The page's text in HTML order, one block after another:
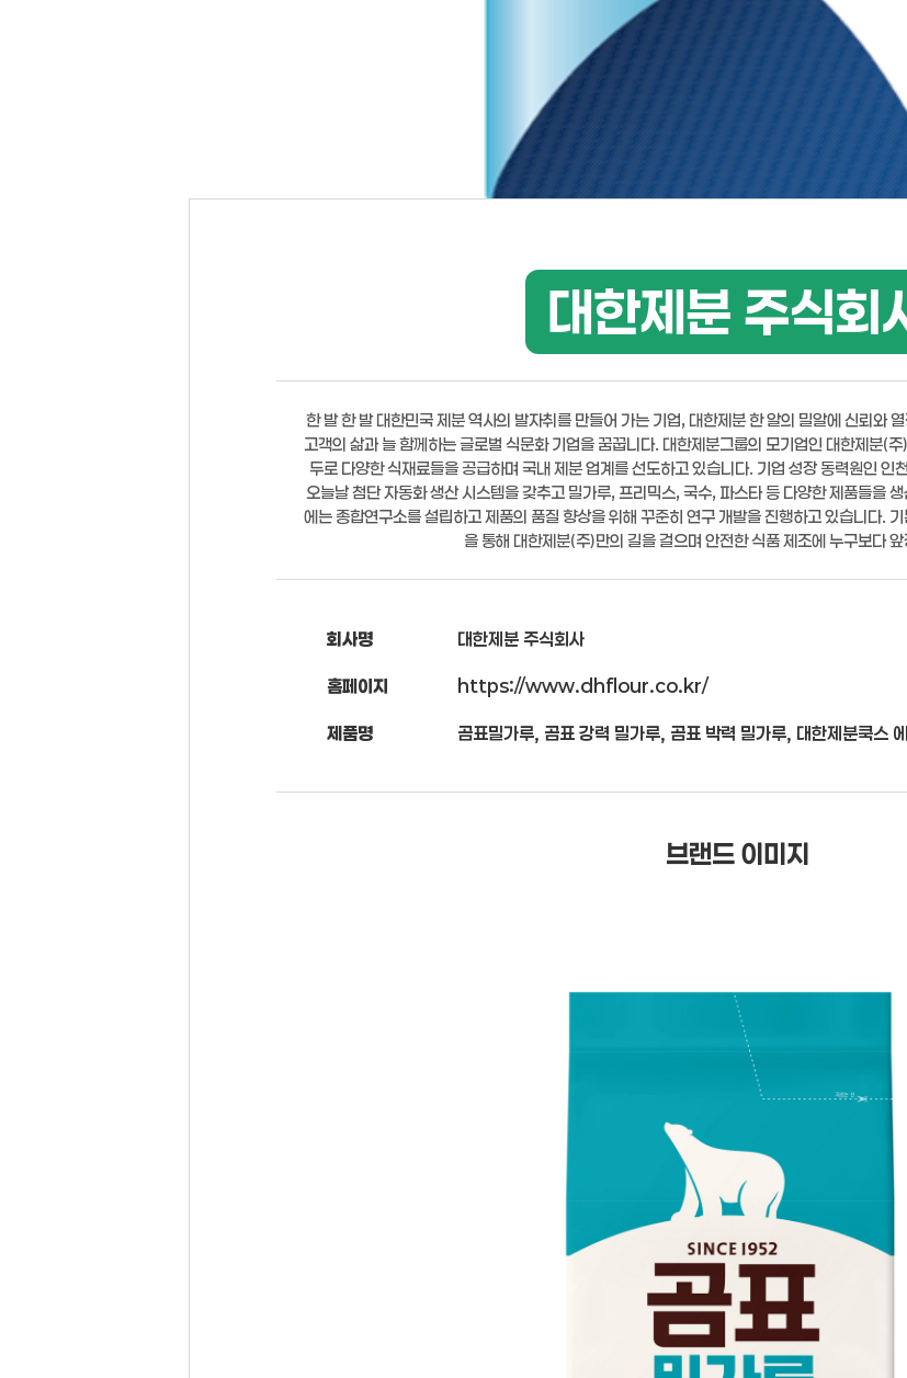
대한제분 주식회
한 발 한 발 대한민국 제분 역사의 발자취를 만들어 가는 기업, 대한제분 한 알의 밀알에 신뢰와
고객의 삶과 늘 함께하는 글로벌 식문화 기업을 꿈꿉니다. 대한제분그룹의 모기업인 대한제분(
두로 다양한 식재료들을 공급하며 국내 제분 업계를 선도하고 있습니다. 기업 성장 동력원인 인
오늘날 첨단 자동화 생산 시스템을 갖추고 밀가루, 프리믹스, 국수, 파스타 등 다양한 제품들을
에는 종합연구소를 설립하고 제품의 품질 향상을 위해 꾸준히 연구 개발을 진행하고 있습니다.
을 통해 대한제분(주)만의 길을 걸으며 안전한 식품 제조에 누구보다
회사명 대한제분 주식회사
홈페이지 https://www.dhflour.co.kr/
제품명 곰표밀가루, 곰표 강력 밀가루, 곰표 박력 밀가루, 대한제분쿡스
브랜드 이미지